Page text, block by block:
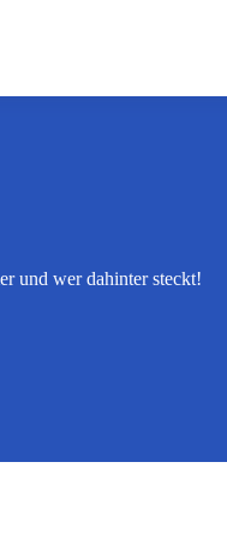
und wer dahinter steckt!